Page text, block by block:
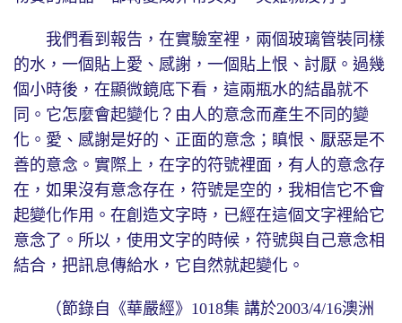
我們看到報告，在實驗室裡，兩個玻璃管裝同樣
的水，一個貼上愛、感謝，一個貼上恨、討厭。過幾
個小時後，在顯微鏡底下看，這兩瓶水的結晶就不
同。它怎麼會起變化？由人的意念而產生不同的變
化。愛、感謝是好的、正面的意念；瞋恨、厭惡是不
善的意念。實際上，在字的符號裡面，有人的意念存
在，如果沒有意念存在，符號是空的，我相信它不會
起變化作用。在創造文字時，已經在這個文字裡給它
意念了。所以，使用文字的時候，符號與自己意念相
結合，把訊息傳給水，它自然就起變化。
（節錄自《華嚴經》1018集 講於2003/4/16澳洲